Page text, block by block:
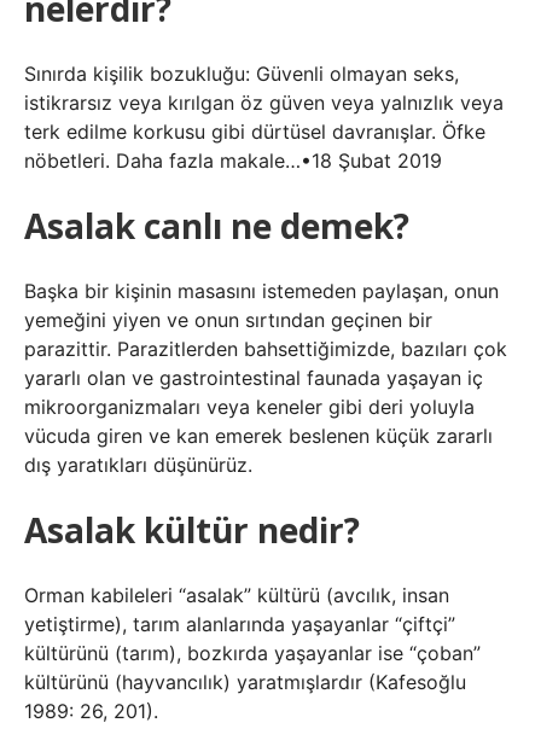
Sınırda kişilik bozukluğu: Güvenli olmayan seks,
istikrarsız veya kırılgan öz güven veya yalnızlık veya
terk edilme korkusu gibi dürtüsel davranışlar. Öfke
nöbetleri. Daha fazla makale…•18 Şubat 2019
Asalak canlı ne demek?
Başka bir kişinin masasını istemeden paylaşan, onun
yemeğini yiyen ve onun sırtından geçinen bir
parazittir. Parazitlerden bahsettiğimizde, bazıları çok
yararlı olan ve gastrointestinal faunada yaşayan iç
mikroorganizmaları veya keneler gibi deri yoluyla
vücuda giren ve kan emerek beslenen küçük zararlı
dış yaratıkları düşünürüz.
Asalak kültür nedir?
Orman kabileleri “asalak” kültürü (avcılık, insan
yetiştirme), tarım alanlarında yaşayanlar “çiftçi”
kültürünü (tarım), bozkırda yaşayanlar ise “çoban”
kültürünü (hayvancılık) yaratmışlardır (Kafesoğlu
1989: 26, 201).